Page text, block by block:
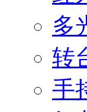
多
转
手